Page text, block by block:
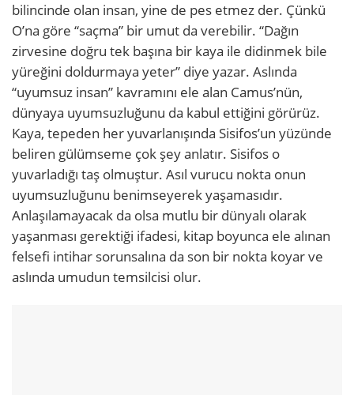
bilincinde olan insan, yine de pes etmez der. Çünkü
O’na göre “saçma” bir umut da verebilir. “Dağın
zirvesine doğru tek başına bir kaya ile didinmek bile
yüreğini doldurmaya yeter” diye yazar. Aslında
“uyumsuz insan” kavramını ele alan Camus’nün,
dünyaya uyumsuzluğunu da kabul ettiğini görürüz.
Kaya, tepeden her yuvarlanışında Sisifos’un yüzünde
beliren gülümseme çok şey anlatır. Sisifos o
yuvarladığı taş olmuştur. Asıl vurucu nokta onun
uyumsuzluğunu benimseyerek yaşamasıdır.
Anlaşılamayacak da olsa mutlu bir dünyalı olarak
yaşanması gerektiği ifadesi, kitap boyunca ele alınan
felsefi intihar sorunsalına da son bir nokta koyar ve
aslında umudun temsilcisi olur.